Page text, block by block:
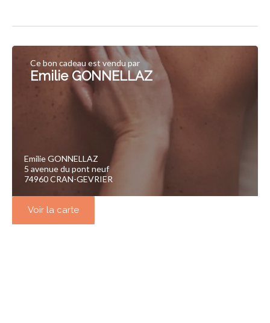
Ce bon cadeau est vendu par
Emilie GONNELLAZ
Emilie GONNELLAZ
5 avenue du pont neuf
74960 CRAN-GEVRIER
Voir la carte